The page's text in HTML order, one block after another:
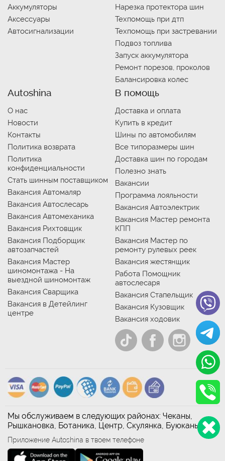
Аккумуляторы
Аксессуары
Автосигнализации
Нарезка протектора шин
Техпомощь при дтп
Техпомощь при застревании
Подвоз топлива
Запуск аккумулятора
Ремонт порезов, проколов
Балансировка колес
Autoshina
О нас
Новости
Контакты
Политика возврата
Политика
конфиденциальности
Стать шинным поставщиком
Вакансия Автомаляр
Вакансия Автослесарь
Вакансия Автомеханика
Вакансия Рихтовщик
Вакансия Подборщик
автозапчастей
Вакансия Мастер
шиномонтажа - На
выездной шиномонтаж
Вакансия Сварщика
Вакансия в Детейлинг
центре
В помощь
Доставка и оплата
Купить в кредит
Шины по автомобилям
Все типоразмеры шин
Доставка шин по городам
Полезно знать
Вакансии
Программа лояльности
Вакансия Автоэлектрик
Вакансия Мастер ремонта
КПП
Вакансия Мастер по
ремонту рулевых реек
Вакансия жестянщик
Работа Помощник
автослесаря
Вакансия Стапельщик
Вакансия Кузовщик
Вакансия ходовик
Мы обслуживаем в следующих районах: Чеканы,
Рышкановка, Ботаника, Центр, Скулянка, Буюканы
Приложение Autoshina в твоем телефоне